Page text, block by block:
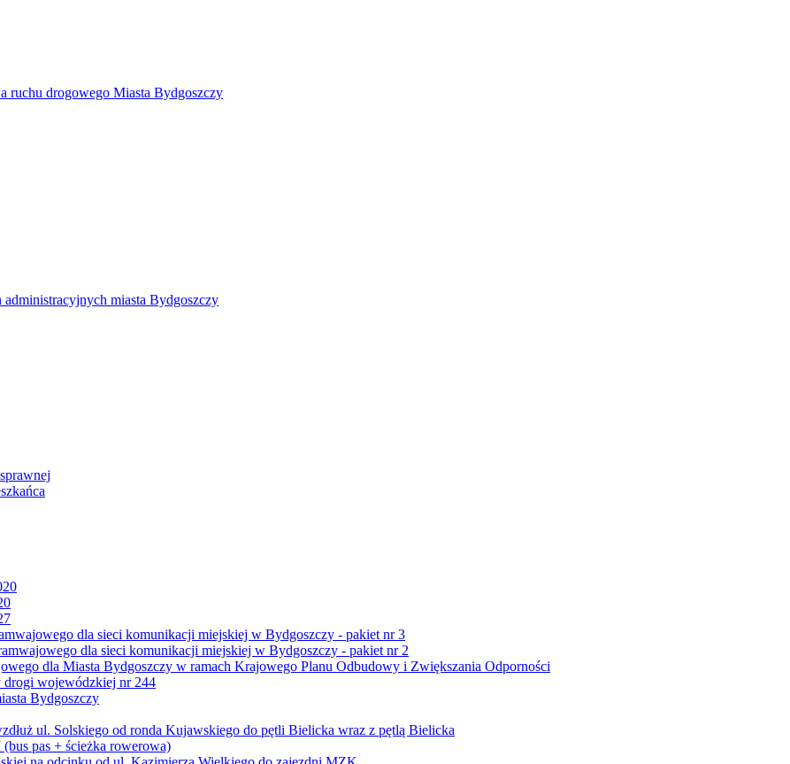
ruchu drogowego Miasta Bydgoszczy
miasta Bydgoszczy
dla sieci komunikacji miejskiej w Bydgoszczy - pakiet nr 3
dla sieci komunikacji miejskiej w Bydgoszczy - pakiet nr 2
dla Miasta Bydgoszczy w ramach Krajowego Planu Odbudowy i Zwiększania Odporności
wojewódzkiej nr 244
Bydgoszczy
ul. Solskiego od ronda Kujawskiego do pętli Bielicka wraz z pętlą Bielicka
pas + ścieżka rowerowa)